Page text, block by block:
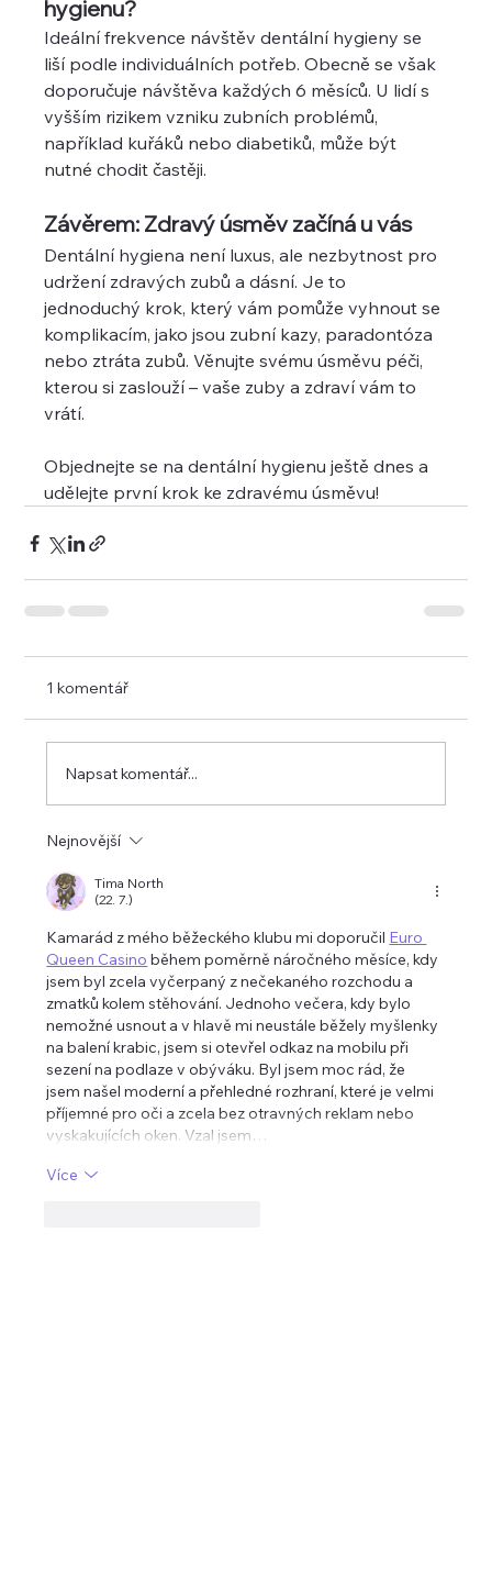
hygienu?
Ideální frekvence návštěv dentální hygieny se
liší podle individuálních potřeb. Obecně se však
doporučuje návštěva každých 6 měsíců. U lidí s
vyšším rizikem vzniku zubních problémů,
například kuřáků nebo diabetiků, může být
nutné chodit častěji.
Závěrem: Zdravý úsměv začíná u vás
Dentální hygiena není luxus, ale nezbytnost pro
udržení zdravých zubů a dásní. Je to
jednoduchý krok, který vám pomůže vyhnout se
komplikacím, jako jsou zubní kazy, paradontóza
nebo ztráta zubů. Věnujte svému úsměvu péči,
kterou si zaslouží – vaše zuby a zdraví vám to
vrátí.
Objednejte se na dentální hygienu ještě dnes a
udělejte první krok ke zdravému úsměvu!
1 komentář
Napsat komentář...
Nejnovější
Tima North
(22. 7.)
Kamarád z mého běžeckého klubu mi doporučil Euro
Queen Casino během poměrně náročného měsíce, kdy
jsem byl zcela vyčerpaný z nečekaného rozchodu a
zmatků kolem stěhování. Jednoho večera, kdy bylo
nemožné usnout a v hlavě mi neustále běžely myšlenky
na balení krabic, jsem si otevřel odkaz na mobilu při
sezení na podlaze v obýváku. Byl jsem moc rád, že
jsem našel moderní a přehledné rozhraní, které je velmi
příjemné pro oči a zcela bez otravných reklam nebo
vyskakujících oken. Vzal jsem…
Více